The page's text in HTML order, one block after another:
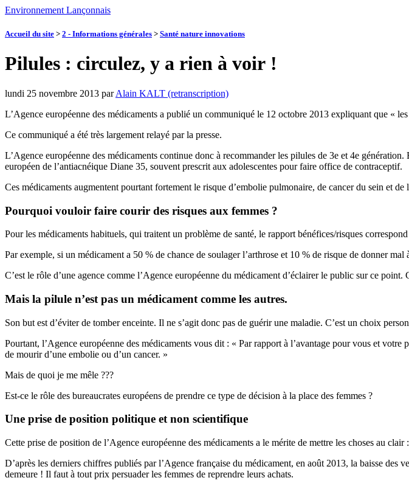
Environnement Lançonnais
Accueil du site > 2 - Informations générales > Santé nature innovations
Pilules : circulez, y a rien à voir !
lundi 25 novembre 2013 parAlain KALT (retranscription)
L’Agence européenne des médicaments a publié un communiqué le 12 octobre 2013 expliquant que «
Ce communiqué a été très largement relayé par la presse.
L’Agence européenne des médicaments continue donc à recommander les pilules de 3e et 4e
européen de l’antiacnéique Diane 35, souvent prescrit aux adolescentes pour faire office de contraceptif.
Ces médicaments augmentent pourtant fortement le risque d’embolie pulmonaire, de cancer du sein et de
Pourquoi vouloir faire courir des risques aux femmes ?
Pour les médicaments habituels, qui traitent un problème de santé, le rapport bénéfices/risques
Par exemple, si un médicament a 50 % de chance de soulager l’arthrose et 10 % de risque de donner
C’est le rôle d’une agence comme l’Agence européenne du médicament d’éclairer le public sur ce
Mais la pilule n’est pas un médicament comme les autres.
Son but est d’éviter de tomber enceinte. Il ne s’agit donc pas de guérir une maladie. C’est un choix
Pourtant, l’Agence européenne des médicaments vous dit : « Par rapport à l’avantage pour vous et
de mourir d’une embolie ou d’un cancer. »
Mais de quoi je me mêle ???
Est-ce le rôle des bureaucrates européens de prendre ce type de décision à la place des femmes ?
Une prise de position politique et non scientifique
Cette prise de position de l’Agence européenne des médicaments a le mérite de mettre les choses au
D’après les derniers chiffres publiés par l’Agence française du médicament, en août 2013, la baisse
demeure ! Il faut à tout prix persuader les femmes de reprendre leurs achats.